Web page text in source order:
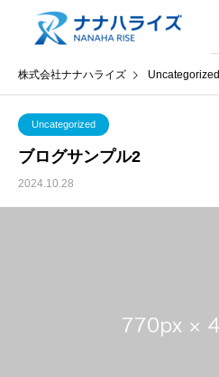
株式会社ナナハライズ Uncategorized
Uncategorized
ブログサンプル2
2024.10.28